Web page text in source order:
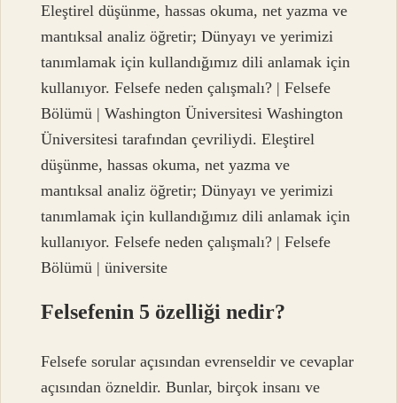
Eleştirel düşünme, hassas okuma, net yazma ve
mantıksal analiz öğretir; Dünyayı ve yerimizi
tanımlamak için kullandığımız dili anlamak için
kullanıyor. Felsefe neden çalışmalı? | Felsefe
Bölümü | Washington Üniversitesi Washington
Üniversitesi tarafından çevriliydi. Eleştirel
düşünme, hassas okuma, net yazma ve
mantıksal analiz öğretir; Dünyayı ve yerimizi
tanımlamak için kullandığımız dili anlamak için
kullanıyor. Felsefe neden çalışmalı? | Felsefe
Bölümü | üniversite
Felsefenin 5 özelliği nedir?
Felsefe sorular açısından evrenseldir ve cevaplar
açısından özneldir. Bunlar, birçok insanı ve